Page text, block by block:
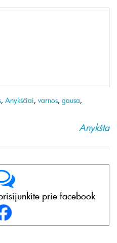
, Anykščiai, varnos, gausa,
Anykšta
prie facebook